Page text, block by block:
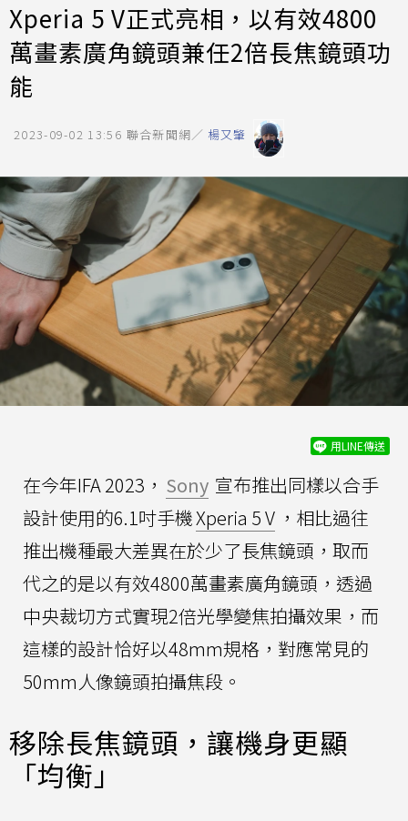
Xperia 5 V正式亮相，以有效4800
萬畫素廣角鏡頭兼任2倍長焦鏡頭功
能
2023-09-02 13:56 聯合新聞網／ 楊又肇
用LINE傳送
在今年IFA 2023， Sony 宣布推出同樣以合手
設計使用的6.1吋手機Xperia 5 V ，相比過往
推出機種最大差異在於少了長焦鏡頭，取而
代之的是以有效4800萬畫素廣角鏡頭，透過
中央裁切方式實現2倍光學變焦拍攝效果，而
這樣的設計恰好以48mm規格，對應常見的
50mm人像鏡頭拍攝焦段。
移除長焦鏡頭，讓機身更顯
「均衡」